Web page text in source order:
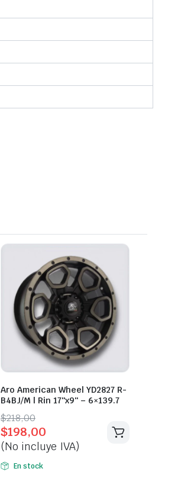
Aro American Wheel YD2827 R-
B4BJ/M | Rin 17″x9″ – 6×139.7
$218,00
Original
price
was:
$218,00.
$198,00
Current
price
is:
$198,00.
(No incluye IVA)
En stock